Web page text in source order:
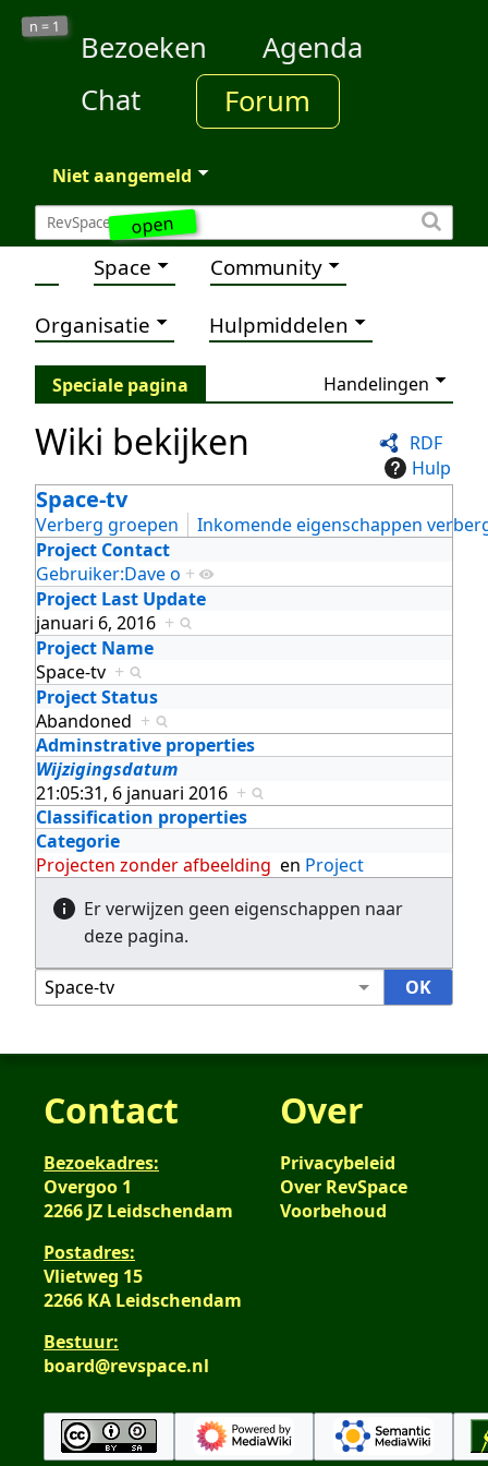
open
n = 1
Bezoeken
Agenda
Chat
Forum
Niet aangemeld
Space Community
Organisatie Hulpmiddelen
Speciale pagina Handelingen
RDF
Hulp
Wiki bekijken
Space-tv
Verberg groepen
Inkomende eigenschappen
Project Contact
Gebruiker:Dave o +
Project Last Update
januari 6, 2016 +
Project Name
Space-tv +
Project Status
Abandoned +
Adminstrative properties
Wijzigingsdatum
21:05:31, 6 januari 2016 +
Classification properties
Categorie
Projecten zonder afbeelding en Project
Er verwijzen geen eigenschappen naar
deze pagina.
Contact
Bezoekadres:
Overgoo 1
2266 JZ Leidschendam
Postadres:
Vlietweg 15
2266 KA Leidschendam
Bestuur:
board@revspace.nl
Over
Privacybeleid
Over RevSpace
Voorbehoud